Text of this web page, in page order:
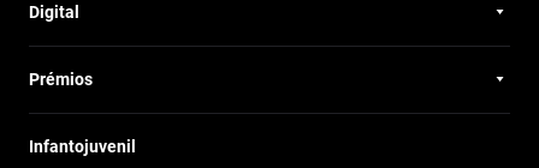
Digital
Prémios
Infantojuvenil